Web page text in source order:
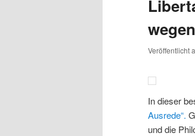
Veröffentlicht
In dieser
Ausrede“.
und die